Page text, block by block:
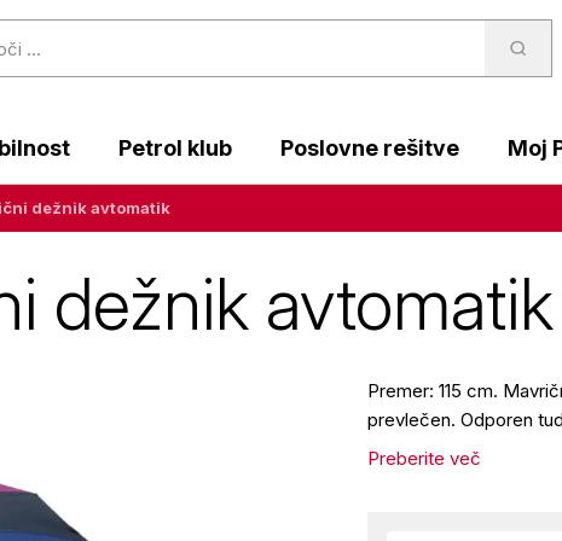
Petrol klub Poslovne rešitve Moj
dežnik avtomatik
dežnik avtomatik
Premer: 115 cm.
prevlečen. Odporen
Preberite več